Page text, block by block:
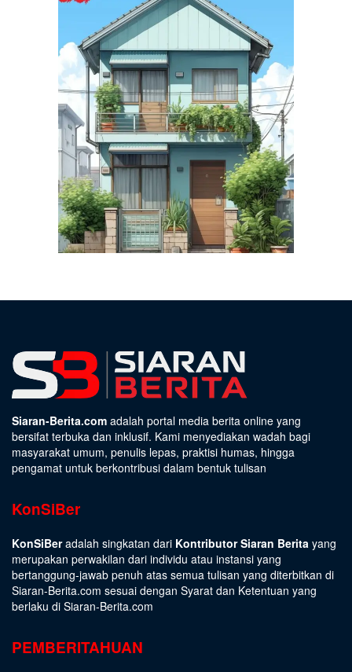
Siaran-Berita.com adalah portal media berita online yang
bersifat terbuka dan inklusif. Kami menyediakan wadah bagi
masyarakat umum, penulis lepas, praktisi humas, hingga
pengamat untuk berkontribusi dalam bentuk tulisan
KonSiBer
KonSiBeradalah singkatan dari Kontributor Siaran Berita yang
merupakan perwakilan dari individu atau instansi yang
bertanggung-jawab penuh atas semua tulisan yang diterbitkan di
Siaran-Berita.com sesuai dengan Syarat dan Ketentuan yang
berlaku di Siaran-Berita.com
PEMBERITAHUAN